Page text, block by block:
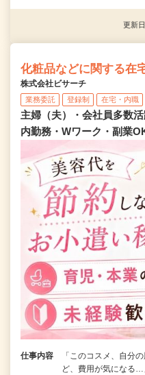
更新
化粧品などに関する在
株式会社ビサーチ
業務委託 登録制 在宅・内職
主婦（夫）・会社員多数
内勤務・Wワーク・副業
仕事内容
「このコスメ、自分
ど、費用が気になる